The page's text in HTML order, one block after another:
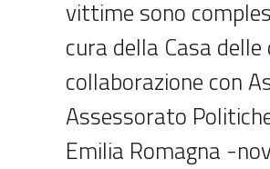
vittime sono
cura della Casa
collaborazione con
Assessorato
Emilia Romagna -